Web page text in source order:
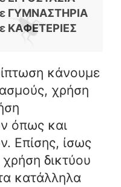
ΓΥΜΝΑΣΤΗΡΙΑ
ΚΑΦΕΤΕΡΙΕΣ
κάνουμε
χρήση
όπως και
Επίσης, ίσως
χρήση δικτύου
κατάλληλα